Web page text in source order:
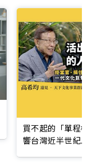
買不起的「單程
響台灣近半世紀